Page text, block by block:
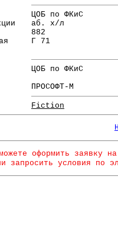
ЦОБ по ФКиС
аб. х/л
882
Г 71
ЦОБ по ФКиС
ПРОСОФТ-М
Fiction
оформить заявку
запросить условия по